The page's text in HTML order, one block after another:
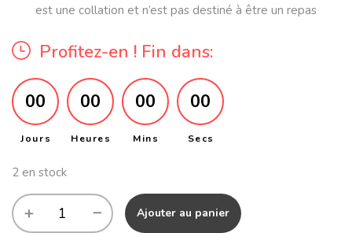
est une collation et n’est pas destiné à être un repas
Profitez-en ! Fin dans:
00
Jours
00
Heures
00
Mins
00
Secs
2 en stock
Ajouter au panier